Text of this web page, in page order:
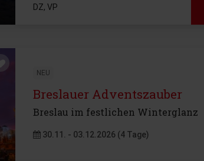
DZ, VP
NEU
Breslauer Adventszauber
Breslau im festlichen Winterglanz
30.11. - 03.12.2026 (4 Tage)